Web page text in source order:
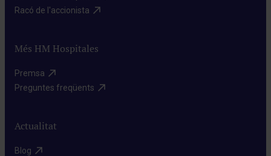
Racó de l'accionista​
Més HM Hospitales
Premsa​
Preguntes freqüents​
Actualitat
Blog​